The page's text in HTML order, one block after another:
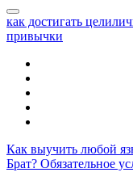
как достигать цели
привычки
Как выучить любой
Брат? Обязательное